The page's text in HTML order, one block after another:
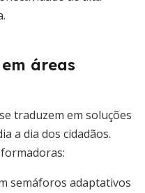
áreas
traduzem em soluções
a dia dos cidadãos.
semáforos adaptativos